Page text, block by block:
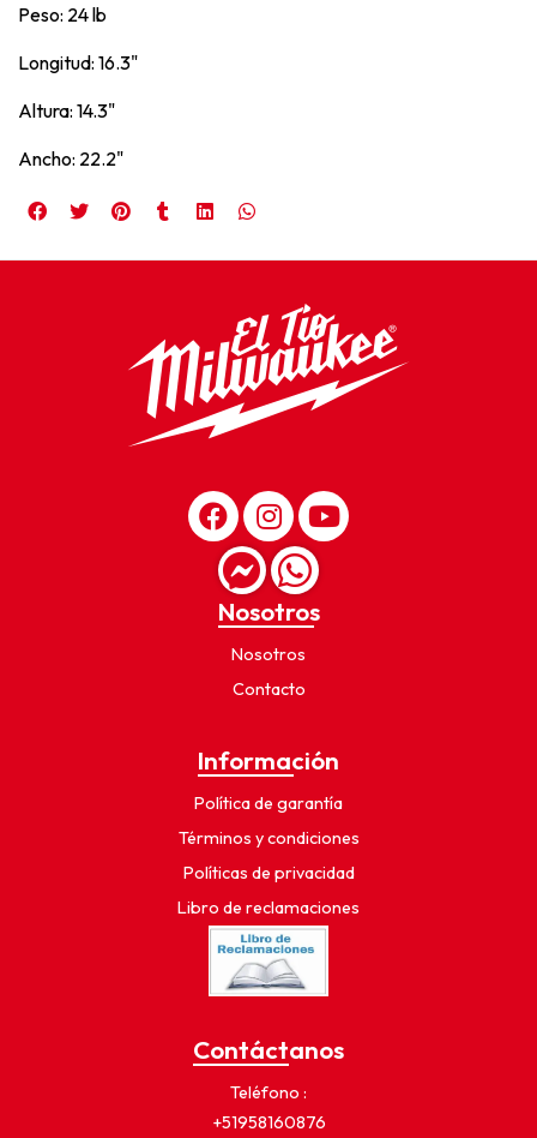
Peso: 24 lb
Longitud: 16.3"
Altura: 14.3"
Ancho: 22.2"
Nosotros
Nosotros
Contacto
Información
Política de garantía
Términos y condiciones
Políticas de privacidad
Libro de reclamaciones
Contáctanos
Teléfono
+51958160876